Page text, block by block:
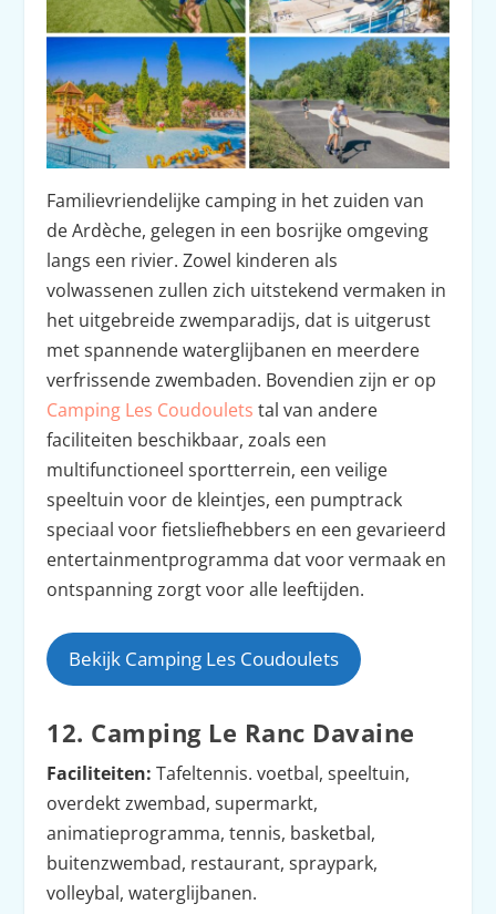
Familievriendelijke camping in het zuiden van
de Ardèche, gelegen in een bosrijke omgeving
langs een rivier. Zowel kinderen als
volwassenen zullen zich uitstekend vermaken in
het uitgebreide zwemparadijs, dat is uitgerust
met spannende waterglijbanen en meerdere
verfrissende zwembaden. Bovendien zijn er op
Camping Les Coudoulets tal van andere
faciliteiten beschikbaar, zoals een
multifunctioneel sportterrein, een veilige
speeltuin voor de kleintjes, een pumptrack
speciaal voor fietsliefhebbers en een gevarieerd
entertainmentprogramma dat voor vermaak en
ontspanning zorgt voor alle leeftijden.
Bekijk Camping Les Coudoulets
12. Camping Le Ranc Davaine
Faciliteiten: Tafeltennis. voetbal, speeltuin,
overdekt zwembad, supermarkt,
animatieprogramma, tennis, basketbal,
buitenzwembad, restaurant, spraypark,
volleybal, waterglijbanen.